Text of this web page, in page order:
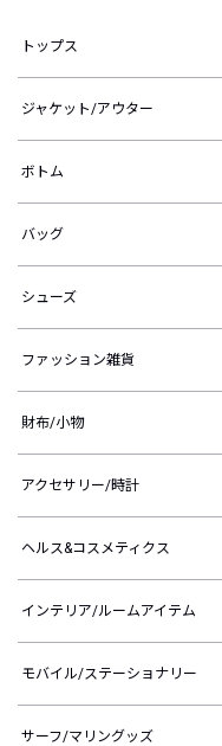
トップス
ジャケット/アウター
ボトム
バッグ
シューズ
ファッション雑貨
財布/小物
アクセサリー/時計
ヘルス&コスメティクス
インテリア/ルームアイテム
モバイル/ステーショナリー
サーフ/マリングッズ